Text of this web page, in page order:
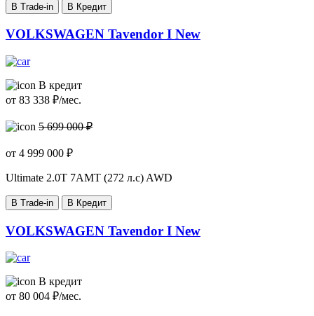
В Trade-in В Кредит
VOLKSWAGEN Tavendor I New
В кредит
от 83 338 ₽/мес.
5 699 000 ₽
от 4 999 000 ₽
Ultimate 2.0T 7AMT (272 л.с) AWD
В Trade-in В Кредит
VOLKSWAGEN Tavendor I New
В кредит
от 80 004 ₽/мес.